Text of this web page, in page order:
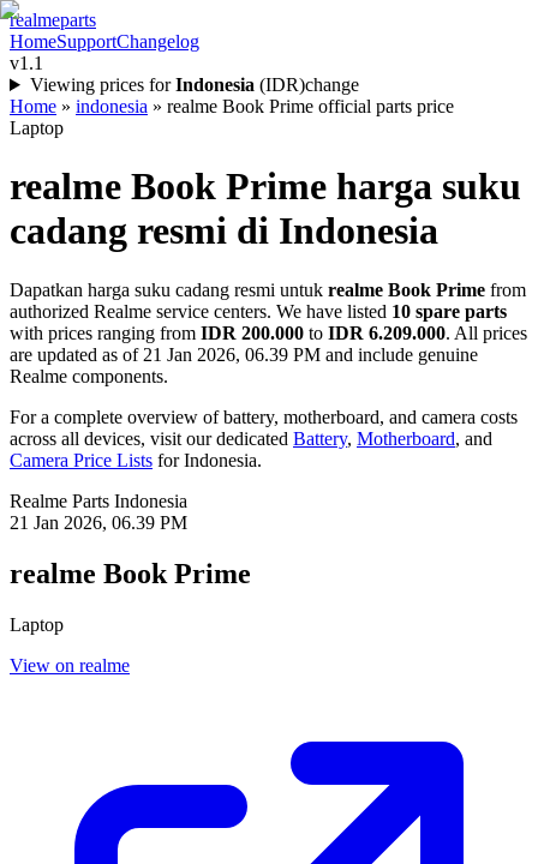
realmeparts
HomeSupportChangelog
v1.1
Viewing prices for Indonesia (IDR)change
Home » indonesia » realme Book Prime official parts price
Laptop
realme Book Prime harga suku
cadang resmi di Indonesia
Dapatkan harga suku cadang resmi untuk realme Book Prime from
authorized Realme service centers. We have listed 10 spare parts
with prices ranging from IDR 200.000 to IDR 6.209.000. All prices
are updated as of 21 Jan 2026, 06.39 PM and include genuine
Realme components.
For a complete overview of battery, motherboard, and camera costs
across all devices, visit our dedicated Battery, Motherboard, and
Camera Price Lists forIndonesia.
Realme Parts Indonesia
21 Jan 2026, 06.39 PM
realme Book Prime
Laptop
View on realme